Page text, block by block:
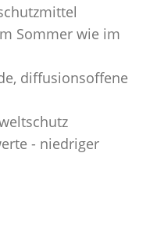
Sommer wie im
diffusionsoffene
- niedriger